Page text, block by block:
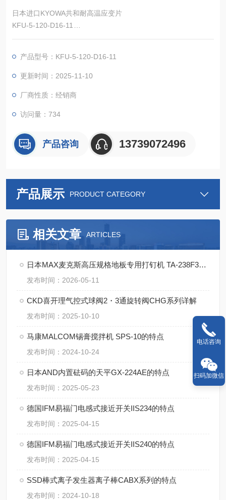
日本进口KYOWA共和耐高温应变片
KFU-5-120-D16-11
是基底处使用耐热性强的聚酰胺树脂，应变片元件处使用Ni-Cr系
特性。
产品型号：KFU-5-120-D16-11
更新时间：2025-11-10
厂商性质：经销商
访问量：734
产品咨询 13739072496
产品展示 PRODUCT CATEGORY
相关文章 ARTICLES
日本MAX麦克斯高压规格地板专用打钉机 TA-238F3（D）/4MA的使用方法
发布时间：2026-05-11
CKD喜开理气控式球阀2・3通旋转阀CHG系列详解
发布时间：2025-10-10
马康MALCOM锡膏搅拌机 SPS-10的特点
发布时间：2024-10-24
日本AND内置砝码的天平GX-224AE的特点
发布时间：2025-05-23
德国IFM易福门电感式接近开关IIS234的特点
发布时间：2025-04-15
德国IFM易福门电感式接近开关IIS240的特点
发布时间：2025-04-15
SSD棒式离子发生器离子棒CABX系列的特点
发布时间：2024-10-18
电话咨询
扫码加微信